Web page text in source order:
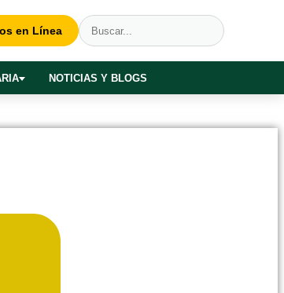
en Línea
NOTICIAS Y BLOGS